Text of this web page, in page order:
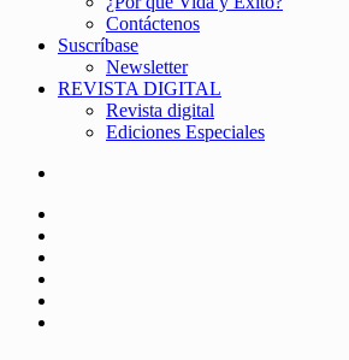
Contáctenos
Suscríbase
Newsletter
REVISTA DIGITAL
Revista digital
Ediciones Especiales